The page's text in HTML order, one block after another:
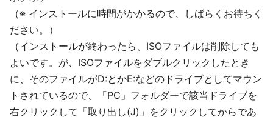
（※ インストールに時間がかかるので、しばらくお待ちく
ださい。）
（インストールが終わったら、ISOファイルは削除しても
よいです。が、ISOファイルをダブルクリックしたとき
に、そのファイルがD:とかE:などのドライブとしてマウン
トされているので、「PC」フォルダーで該当ドライブを
右クリックして「取り出し(J)」をクリックしてからであ